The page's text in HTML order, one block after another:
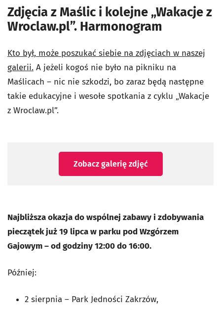
Zdjęcia z Maślic i kolejne „Wakacje z
Wroclaw.pl”. Harmonogram
Kto był, może poszukać siebie na zdjęciach w naszej
galerii. A jeżeli kogoś nie było na pikniku na
Maślicach – nic nie szkodzi, bo zaraz będą następne
takie edukacyjne i wesołe spotkania z cyklu „Wakacje
z Wroclaw.pl”.
Zobacz galerię zdjęć
Najbliższa okazja do wspólnej zabawy i zdobywania
pieczątek już 19 lipca w parku pod Wzgórzem
Gajowym – od godziny 12:00 do 16:00.
Później:
2 sierpnia – Park Jedności Zakrzów,